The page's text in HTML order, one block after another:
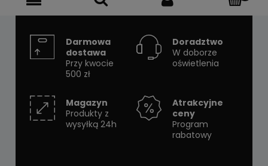
Darmowa
dostawa
Przy kwocie
500 zł
Doradztwo
W doborze
oświetlenia
Magazyn
Produkty z
wysyłką 24h
Atrakcyjne
ceny
Program
rabatowy